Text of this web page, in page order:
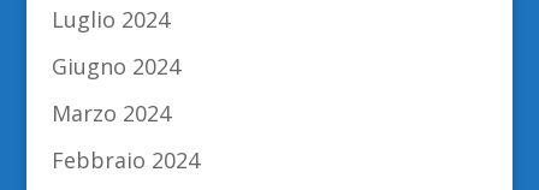
Luglio 2024
Giugno 2024
Marzo 2024
Febbraio 2024